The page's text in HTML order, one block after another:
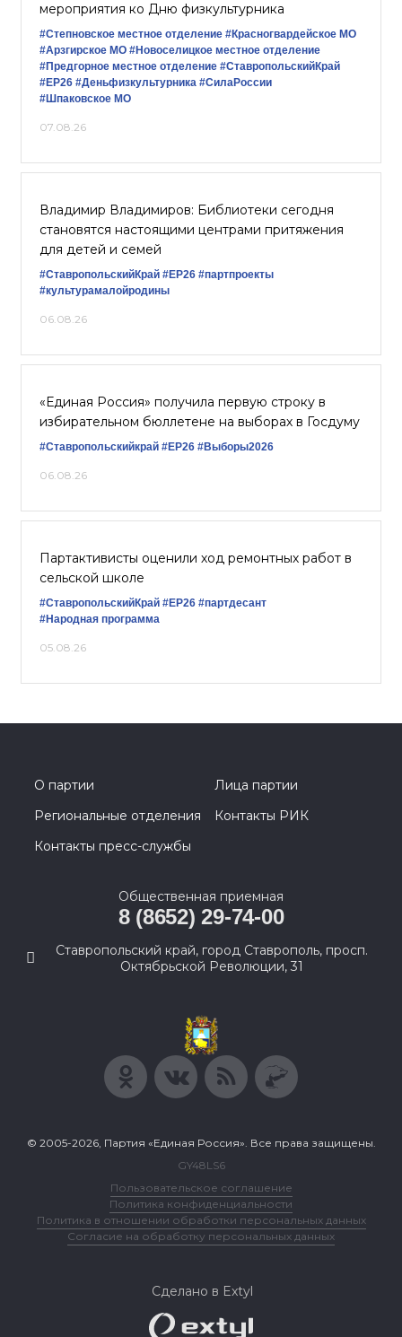
мероприятия ко Дню физкультурника
#Степновское местное отделение #Красногвардейское МО
#Арзгирское МО #Новоселицкое местное отделение
#Предгорное местное отделение #СтавропольскийКрай
#ЕР26 #Деньфизкультурника #СилаРоссии
#Шпаковское МО
07.08.26
Владимир Владимиров: Библиотеки сегодня
становятся настоящими центрами притяжения
для детей и семей
#СтавропольскийКрай #ЕР26 #партпроекты
#культурамалойродины
06.08.26
«Единая Россия» получила первую строку в
избирательном бюллетене на выборах в Госдуму
#Ставропольскийкрай #ЕР26 #Выборы2026
06.08.26
Партактивисты оценили ход ремонтных работ в
сельской школе
#СтавропольскийКрай #ЕР26 #партдесант
#Народная программа
05.08.26
О партии
Лица партии
Региональные отделения
Контакты РИК
Контакты пресс-службы
Общественная приемная
8 (8652) 29-74-00
Ставропольский край, город Ставрополь, просп.
Октябрьской Революции, 31
© 2005-2026, Партия «Единая Россия». Все права защищены.
GY48LS6
Пользовательское соглашение
Политика конфиденциальности
Политика в отношении обработки персональных данных
Согласие на обработку персональных данных
Сделано в Extyl